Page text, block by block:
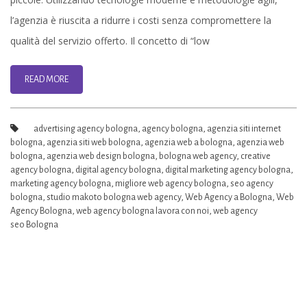
Tua
Presenza
a
Bologna
l’agenzia è riuscita a ridurre i costi senza compromettere la
qualità del servizio offerto. Il concetto di “low
READ MORE
advertising agency bologna, agency bologna, agenzia siti internet
bologna, agenzia siti web bologna, agenzia web a bologna, agenzia web
bologna, agenzia web design bologna, bologna web agency, creative
agency bologna, digital agency bologna, digital marketing agency bologna,
marketing agency bologna, migliore web agency bologna, seo agency
bologna, studio makoto bologna web agency, Web Agency a Bologna, Web
Agency Bologna, web agency bologna lavora con noi, web agency
seo Bologna